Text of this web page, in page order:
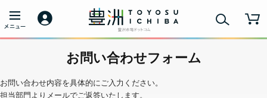
お問い合わせフォーム
お問い合わせ内容を具体的にご入力ください。
担当部門よりメールでご返答いたします。